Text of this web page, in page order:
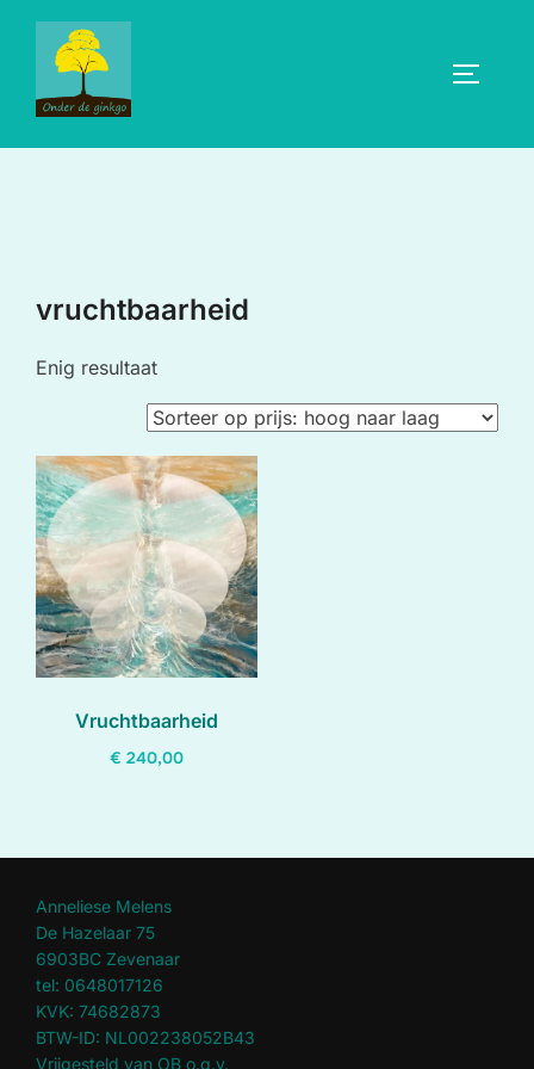
inhoud
vruchtbaarheid
Enig resultaat
Vruchtbaarheid
€ 240,00
Anneliese Melens
De Hazelaar 75
6903BC Zevenaar
tel: 0648017126
KVK: 74682873
BTW-ID: NL002238052B43
Vrijgesteld van OB o.g.v.